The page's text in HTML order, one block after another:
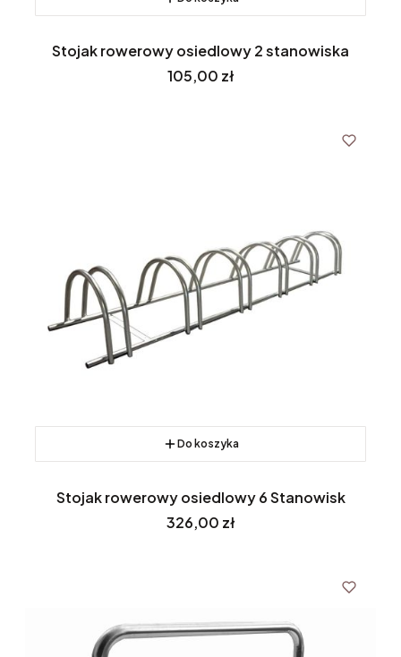
Stojak rowerowy osiedlowy 2 stanowiska
Cena
105,00 zł
Do koszyka
Stojak rowerowy osiedlowy 6 Stanowisk
Cena
326,00 zł